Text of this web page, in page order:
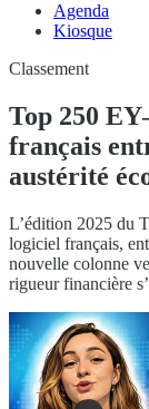
Agenda
Kiosque
Classement
Top 250
français
austérité
L’édition 2025 du
logiciel français,
nouvelle colonne
rigueur financière